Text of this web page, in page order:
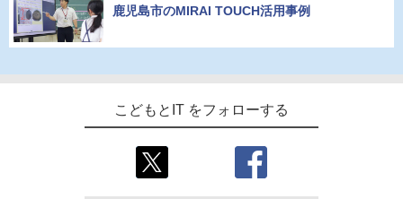
鹿児島市のMIRAI TOUCH活用事例
こどもとIT をフォローする